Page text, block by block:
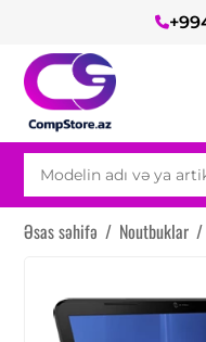
Əsas səhifə / Noutbuklar /